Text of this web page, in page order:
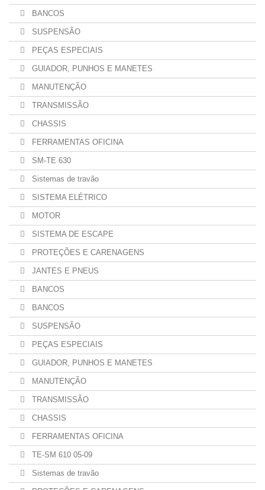
BANCOS
SUSPENSÃO
PEÇAS ESPECIAIS
GUIADOR, PUNHOS E MANETES
MANUTENÇÃO
TRANSMISSÃO
CHASSIS
FERRAMENTAS OFICINA
SM-TE 630
Sistemas de travão
SISTEMA ELÉTRICO
MOTOR
SISTEMA DE ESCAPE
PROTEÇÕES E CARENAGENS
JANTES E PNEUS
BANCOS
BANCOS
SUSPENSÃO
PEÇAS ESPECIAIS
GUIADOR, PUNHOS E MANETES
MANUTENÇÃO
TRANSMISSÃO
CHASSIS
FERRAMENTAS OFICINA
TE-SM 610 05-09
Sistemas de travão